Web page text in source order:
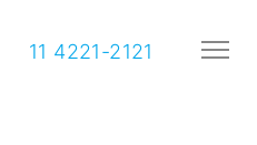
11 4221-2121